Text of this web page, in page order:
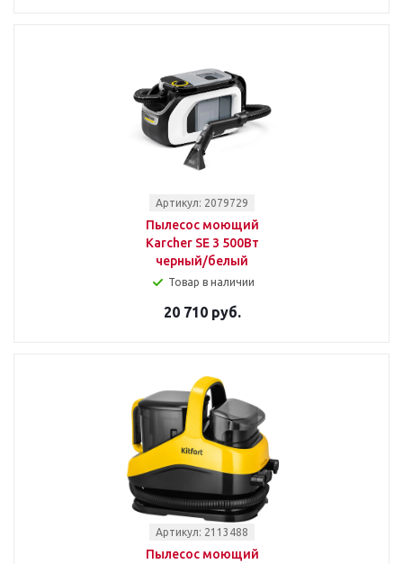
Артикул: 2079729
Пылесос моющий
Karcher SE 3 500Вт
черный/белый
Товар в наличии
20 710 руб.
Артикул: 2113488
Пылесос моющий